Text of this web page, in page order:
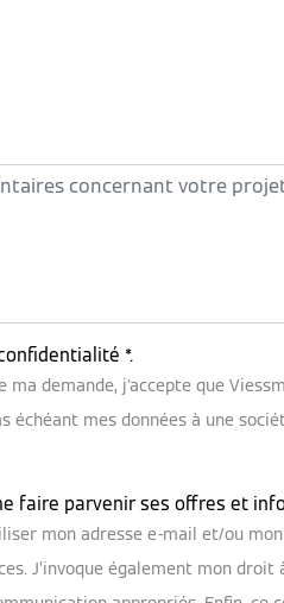
*.
demande, j'accepte que
échéant mes données à une
faire parvenir ses offres et
mon adresse e-mail et/ou
J’invoque également mon